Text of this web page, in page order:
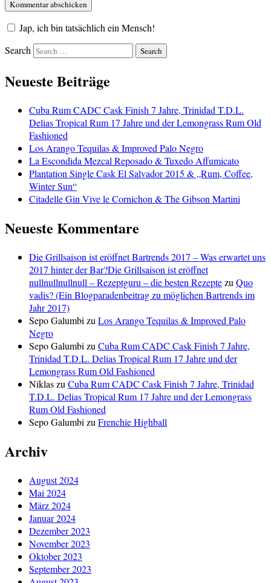
Jap, ich bin tatsächlich ein Mensch!
Search
Neueste Beiträge
Cuba Rum CADC Cask Finish 7 Jahre, Trinidad T.D.L.
Delias Tropical Rum 17 Jahre und der Lemongrass Rum Old
Fashioned
Los Arango Tequilas & Improved Palo Negro
La Escondida Mezcal Reposado & Tuxedo Affumicato
Plantation Single Cask El Salvador 2015 & „Rum, Coffee,
Winter Sun“
Citadelle Gin Vive le Cornichon & The Gibson Martini
Neueste Kommentare
Die Grillsaison ist eröffnet Bartrends 2017 – Was erwartet uns
2017 hinter der Bar?Die Grillsaison ist eröffnet
nullnullnullnull – Rezeptguru – die besten Rezeptezu Quo
vadis? (Ein Blogparadenbeitrag zu möglichen Bartrends im
Jahr 2017)
Sepo Galumbi zu Los Arango Tequilas & Improved Palo
Negro
Sepo Galumbi zu Cuba Rum CADC Cask Finish 7 Jahre,
Trinidad T.D.L. Delias Tropical Rum 17 Jahre und der
Lemongrass Rum Old Fashioned
Niklaszu Cuba Rum CADC Cask Finish 7 Jahre, Trinidad
T.D.L. Delias Tropical Rum 17 Jahre und der Lemongrass
Rum Old Fashioned
Sepo Galumbi zu Frenchie Highball
Archiv
August 2024
Mai 2024
März 2024
Januar 2024
Dezember 2023
November 2023
Oktober 2023
September 2023